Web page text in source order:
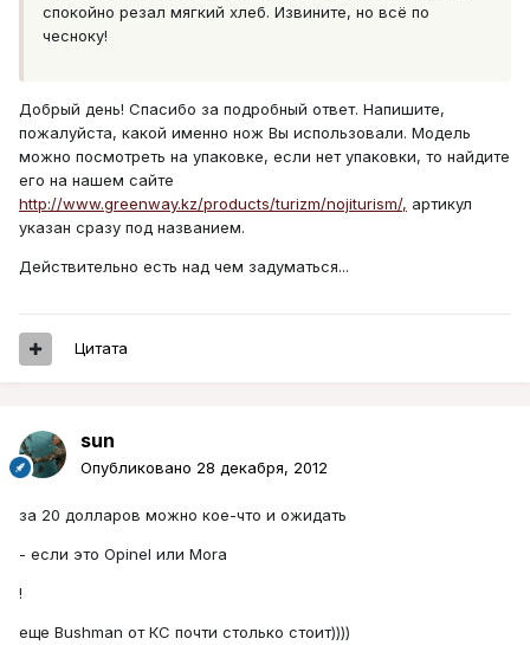
спокойно резал мягкий хлеб. Извините, но всё по
чесноку!
Добрый день! Спасибо за подробный ответ. Напишите,
пожалуйста, какой именно нож Вы использовали. Модель
можно посмотреть на упаковке, если нет упаковки, то найдите
его на нашем сайте
http://www.greenway.kz/products/turizm/nojiturism/, артикул
указан сразу под названием.
Действительно есть над чем задуматься...
Цитата
sun
Опубликовано 28 декабря, 2012
за 20 долларов можно кое-что и ожидать
- если это Opinel или Mora
!
еще Bushman от КС почти столько стоит))))